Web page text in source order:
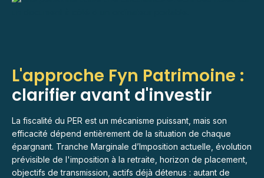
L'approche Fyn Patrimoine :
clarifier avant d'investir
La fiscalité du PER est un mécanisme puissant, mais son
efficacité dépend entièrement de la situation de chaque
épargnant. Tranche Marginale d’Imposition actuelle, évolution
prévisible de l'imposition à la retraite, horizon de placement,
objectifs de transmission, actifs déjà détenus : autant de